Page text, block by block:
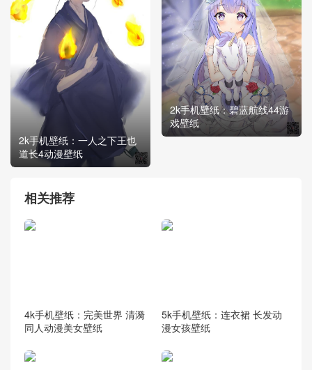
2k手机壁纸：一人之下王也
道长4动漫壁纸
2k手机壁纸：碧蓝航线44游
戏壁纸
相关推荐
4k手机壁纸：完美世界 清漪
同人动漫美女壁纸
5k手机壁纸：连衣裙 长发动
漫女孩壁纸